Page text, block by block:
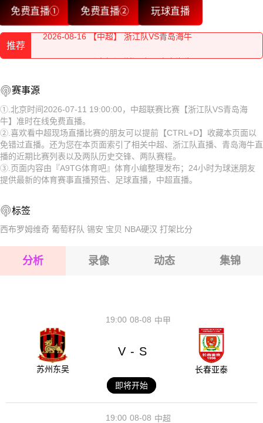
免费直播① 免费直播② 玩球直播
推荐
2026-08-16 【中超】 浙江队VS青岛海牛
2026-08-16 【中超】 浙江队VS青岛海牛
2026-08-16 【中超】 浙江队VS青岛海牛
2026-08-16 【中超】 浙江队VS青岛海牛
2026-08-16 【中超】 浙江队VS青岛海牛
2026-08-16 【中超】 浙江队VS青岛海牛
2026-08-16 【中超】 浙江队VS青岛海牛
2026-08-16 【中超】 浙江队VS青岛海牛
赛事源
①.北京时间2026-07-11 19:00:00，中超联赛比赛【浙江队VS青岛海
牛】准时在线免费直播。
②.喜欢看中超现场直播比赛的朋友可以提前【CTRL+D】收藏本页面以
免错过直播。还为您在本页面索引了相关中超、浙江队直播、青岛海牛直
播的近期比赛列表以及两队历史交锋、两队赛程。
③.页面内容由『A9TG体育吧』体育小编整理发布；24小时为球迷朋友
提供最新的体育赛事直播预告、足球直播，中超直播。
标签
西布罗姆维奇 葡萄籽队 锡安 宝贝 NBA硬汉 打架比分
分析 录像 动态 集锦
08-08
19:00 中甲
苏州东吴
V - S
长春亚泰
即将开始
08-08
19:00 中超